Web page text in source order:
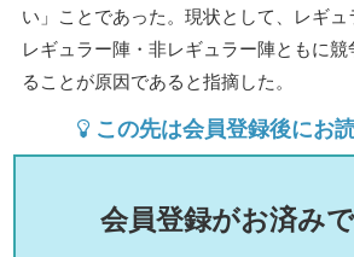
い」ことであった。現状として、レギュ
レギュラー陣・非レギュラー陣ともに
ることが原因であると指摘した。
この先は会員登録後にお
会員登録がお済み